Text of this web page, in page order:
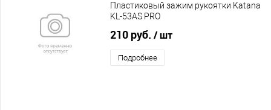
Пластиковый зажим рукоятки Katana
KL-53AS PRO
210 руб. / шт
Подробнее